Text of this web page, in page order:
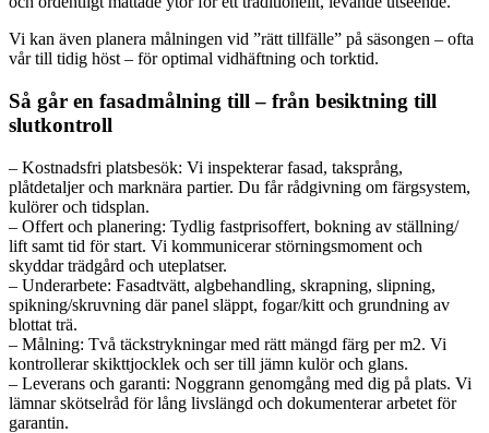
Vi kan även planera målningen vid ”rätt tillfälle” på säsongen – ofta
vår till tidig höst – för optimal vidhäftning och torktid.
Så går en fasadmålning till – från besiktning till
slutkontroll
– Kostnadsfri platsbesök: Vi inspekterar fasad, taksprång,
plåtdetaljer och marknära partier. Du får rådgivning om färgsystem,
kulörer och tidsplan.
– Offert och planering: Tydlig fastprisoffert, bokning av ställning/
lift samt tid för start. Vi kommunicerar störningsmoment och
skyddar trädgård och uteplatser.
– Underarbete: Fasadtvätt, algbehandling, skrapning, slipning,
spikning/skruvning där panel släppt, fogar/kitt och grundning av
blottat trä.
– Målning: Två täckstrykningar med rätt mängd färg per m2. Vi
kontrollerar skikttjocklek och ser till jämn kulör och glans.
– Leverans och garanti: Noggrann genomgång med dig på plats. Vi
lämnar skötselråd för lång livslängd och dokumenterar arbetet för
garantin.